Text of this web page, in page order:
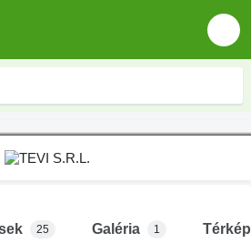
25 Galéria 1 Térkép